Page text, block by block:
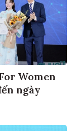
Women
ngày